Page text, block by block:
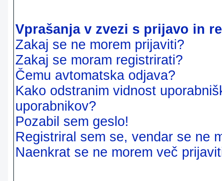
Vprašanja v zvezi s prijavo in
Zakaj se ne morem prijaviti?
Zakaj se moram registrirati?
Čemu avtomatska odjava?
Kako odstranim vidnost
uporabnikov?
Pozabil sem geslo!
Registriral sem se, vendar se ne
Naenkrat se ne morem več